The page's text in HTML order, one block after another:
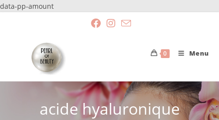
data-pp-amount
0 Menu
acide hyaluronique